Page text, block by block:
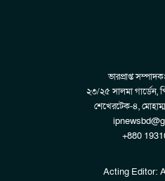
ভারপ্রাপ্ত
২৩/২৫ সালমা গার্ডেন,
শেখেরটেক-৪,
+880
Acting Editor: